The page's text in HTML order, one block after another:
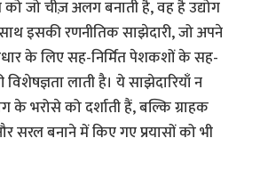
को जो चीज़ अलग बनाती है, वह है उद्योग
इसकी रणनीतिक साझेदारी, जो अपने
के लिए सह-निर्मित पेशकशों के सह-
विशेषज्ञता लाती है। ये साझेदारियाँ न
के भरोसे को दर्शाती हैं, बल्कि ग्राहक
सरल बनाने में किए गए प्रयासों को भी